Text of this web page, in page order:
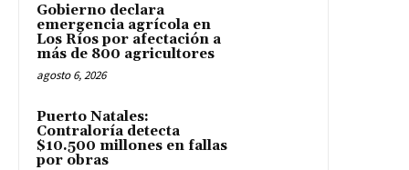
Gobierno declara
emergencia agrícola en
Los Ríos por afectación a
más de 800 agricultores
agosto 6, 2026
Puerto Natales:
Contraloría detecta
$10.500 millones en fallas
por obras